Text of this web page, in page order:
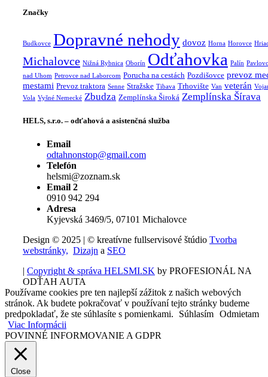
Značky
Budkovce Dopravné nehody dovoz Horna Horovce
Michalovce Nižná Rybnica Oborín Odťahovka Palín
nad Uhom Petrovce nad Laborcom Porucha na cestách Pozdišovce prevoz
mestami Prevoz traktora Senne Stražske Tibava Trhovište Van veterán
Vola Vyšné Nemecké Zbudza Zemplínska Široká Zemplínska Šírava
HELS, s.r.o. – odťahová a asistenčná služba
Email
odtahnonstop@gmail.com
Telefón
helsmi@zoznam.sk
Email 2
0910 942 294
Adresa
Kyjevská 3469/5, 07101 Michalovce
Design © 2025 | © kreatívne fullservisové štúdio Tvorba
webstránky, Dizajn a SEO
| Copyright & správa HELSMI.SK by PROFESIONÁL NA
ODŤAH AUTA
Používame cookies pre ten najlepší zážitok z našich webových
stránok. Ak budete pokračovať v používaní tejto stránky budeme
predpokladať, že ste súhlasíte s pomienkami.
Súhlasím Odmietam
Viac Informácii
POVINNÉ INFORMOVANIE A GDPR
Close